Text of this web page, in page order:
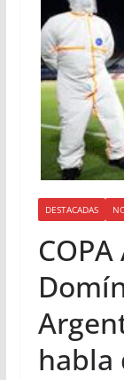
DESTACADAS
COPA
habla